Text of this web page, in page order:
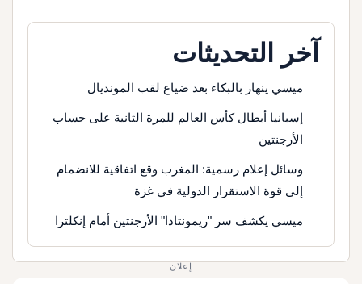
آخر التحديثات
ميسي ينهار بالبكاء بعد ضياع لقب المونديال
إسبانيا أبطال كأس العالم للمرة الثانية على حساب
الأرجنتين
وسائل إعلام رسمية: المغرب وقع اتفاقية للانضمام
إلى قوة الاستقرار الدولية في غزة
ميسي يكشف سر "ريمونتادا" الأرجنتين أمام إنكلترا
إعلان